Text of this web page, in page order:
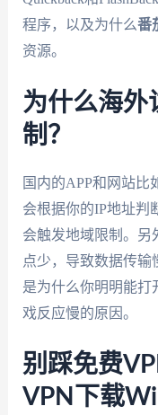
程序，以及为什么番
资源。
为什么海外
制？
国内的APP和网站比
会根据你的IP地址判
会触发地域限制。另
点少，导致数据传
是为什么你明明能打
戏反应慢的原因。
别踩免费
VPN下载